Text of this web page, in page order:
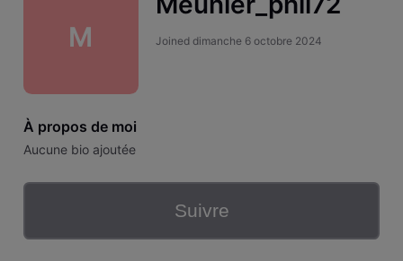
M Joined dimanche 6 octobre 2024
À propos de moi
Aucune bio ajoutée
Suivre